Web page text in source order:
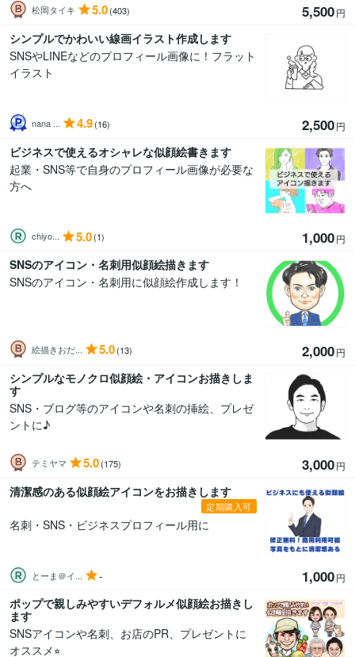
松岡タイキ 5.0(403) 5,500円
シンプルでかわいい線画イラスト作成します
SNSやLINEなどのプロフィール画像に！フラット
イラスト
nana ... 4.9(16) 2,500円
ビジネスで使えるオシャレな似顔絵書きます
起業・SNS等で自身のプロフィール画像が必要な
方へ
chiyo... 5.0(1) 1,000円
SNSのアイコン・名刺用似顔絵描きます
SNSのアイコン・名刺用に似顔絵作成します！
絵描きおだ... 5.0(13) 2,000円
シンプルなモノクロ似顔絵・アイコンお描きしま
す
SNS・ブログ等のアイコンや名刺の挿絵、プレゼ
ントに♪
テミヤマ 5.0(175) 3,000円
清潔感のある似顔絵アイコンをお描きします
定期購入可
名刺・SNS・ビジネスプロフィール用に
とーま＠イ... - 1,000円
ポップで親しみやすいデフォルメ似顔絵お描きし
ます
SNSアイコンや名刺、お店のPR、プレゼントに
オススメ⭐︎